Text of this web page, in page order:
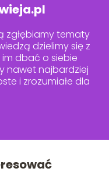
zgłębiamy tematy
dzielimy się z
dbać o siebie
nawet najbardziej
i zrozumiałe dla